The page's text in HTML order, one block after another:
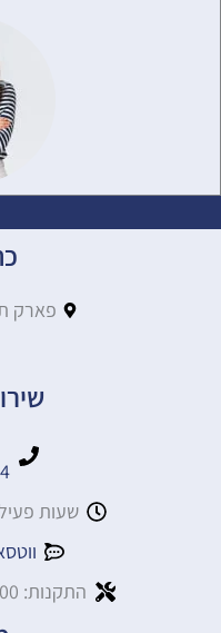
פארק
שעות פעילות:
התקנות: 09:00-16:00 טלפון 3578*